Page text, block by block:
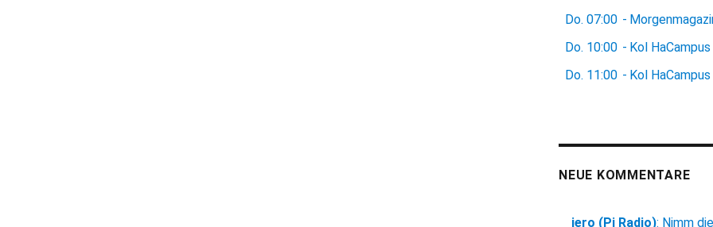
Do. 07:00 -
Do. 10:00 - Kol HaCampus
Do. 11:00 - Kol HaCampus
NEUE KOMMENTARE
jero (Pi Radio): Nimm die